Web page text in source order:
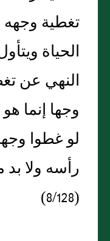
تغطية
الحياة
النهي عن
وجها إنما
لو غطوا
رأسه ولا بد
(8/128)